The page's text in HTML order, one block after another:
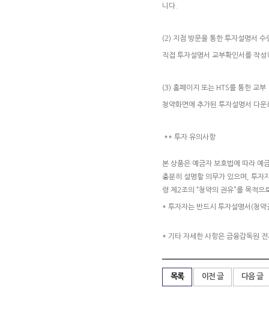
니다.
(2) 지점 방문을 통한 투자설명서 수
직접 투자설명서 교부확인서를 작
(3) 홈페이지 또는 HTS를 통한 교부
청약화면에 추가된 투자설명서 다
** 투자 유의사항
본 상품은 예금자 보호법에 따라 예
충분히 설명할 의무가 있으며, 투자
령 제2조의 “청약의 권유”를 목적
* 투자자는 반드시 투자설명서(청
* 기타 자세한 사항은 금융감독원
목록 이전 글 다음 글